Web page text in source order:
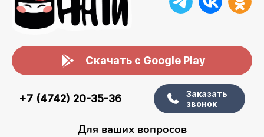
Скачать с Google Play
+7 (4742) 20-35-36
Заказать
звонок
Для ваших вопросов